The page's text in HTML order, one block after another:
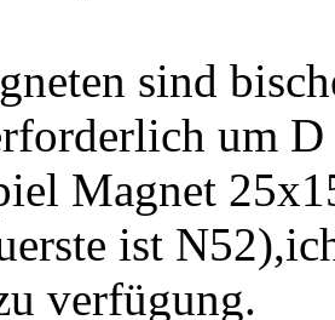
sind
um D
Magnet
ist
verfügung.